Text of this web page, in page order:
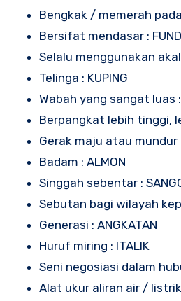
Bengkak / memerah
Bersifat mendasar :
Selalu menggunakan
Telinga : KUPING
Wabah yang sangat luas :
Berpangkat lebih tinggi,
Gerak maju atau mundur
Badam : ALMON
Singgah sebentar :
Sebutan bagi wilayah
Generasi : ANGKATAN
Huruf miring : ITALIK
Seni negosiasi dalam
Alat ukur aliran air / listrik